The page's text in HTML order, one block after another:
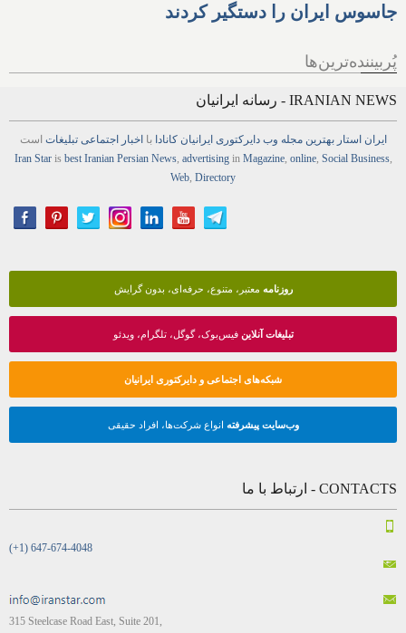
جاسوس ایران را دستگیر کردند
پُربیننده‌ترین‌ها
IRANIAN NEWS - رسانه ایرانیان
ایران استار بهترین مجله وب دایرکتوری ایرانیان کانادا بااخبار اجتماعی تبلیغات است
Iran Staris best Iranian Persian News, advertisingin Magazine, online, Social Business,
Web Directory
روزنامه معتبر، متنوع، حرفه‌ای، بدون گرایش
تبلیغات آنلاینفیس‌بوک، گوگل، تلگرام، ویدئو
شبکه‌های اجتماعی و دایرکتوری ایرانیان
وب‌سایت پیشرفته انواع شرکت‌ها، افراد حقیقی
CONTACTS - ارتباط با ما
(+1) 647-674-4048
315 Steelcase Road East, Suite 201,